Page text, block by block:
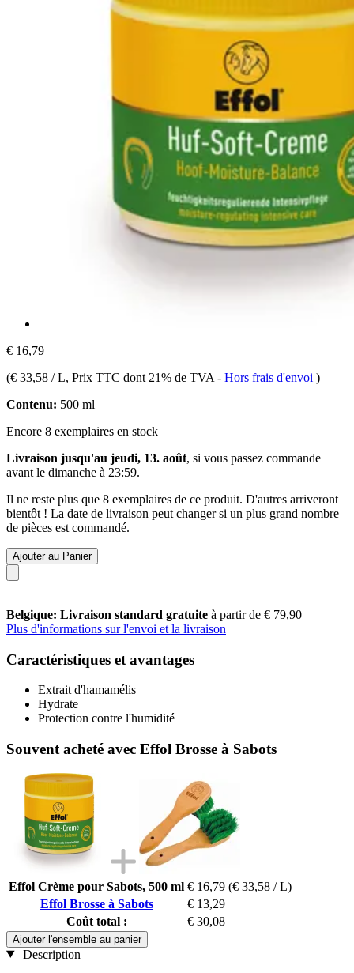
€ 16,79
(€ 33,58 / L, Prix TTC dont 21% de TVA - Hors frais d'envoi )
Contenu: 500 ml
Encore 8 exemplaires en stock
Livraison jusqu'au jeudi, 13. août, si vous passez commande
avant le dimanche à 23:59.
Il ne reste plus que 8 exemplaires de ce produit. D'autres arriveront
bientôt ! La date de livraison peut changer si un plus grand nombre
de pièces est commandé.
Ajouter au Panier
Belgique: Livraison standard gratuite à partir de € 79,90
Plus d'informations sur l'envoi et la livraison
Caractéristiques et avantages
Extrait d'hamamélis
Hydrate
Protection contre l'humidité
Souvent acheté avec Effol Brosse à Sabots
Effol Crème pour Sabots, 500 ml € 16,79 (€ 33,58 / L)
Effol Brosse à Sabots
€ 13,29
Coût total :
€ 30,08
Ajouter l'ensemble au panier
Description